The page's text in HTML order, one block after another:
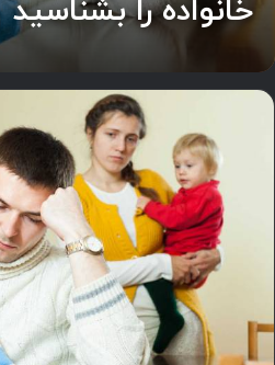
خانواده را بشناسید